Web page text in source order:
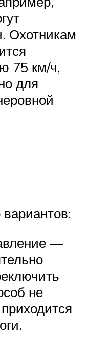
Охотникам
75 км/ч,
для
—
не